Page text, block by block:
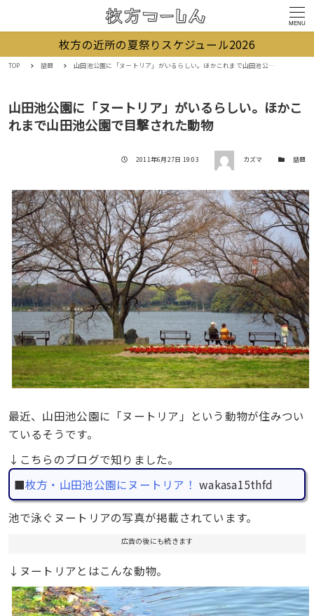
MENU
枚方の近所の夏祭りスケジュール2026
TOP 話題 山田池公園に「ヌートリア」がいるらしい。ほかこれまで山田池公園で目撃された動物
山田池公園に「ヌートリア」がいるらしい。ほかこ
れまで山田池公園で目撃された動物
投稿日
2011年6月27日 19:03 著者 カズマ カテゴリー
話題
最近、山田池公園に「ヌートリア」という動物が住みつい
ているそうです。
↓こちらのブログで知りました。
■枚方・山田池公園にヌートリア！ wakasa15thfd
池で泳ぐヌートリアの写真が掲載されています。
広告の後にも続きます
↓ヌートリアとはこんな動物。